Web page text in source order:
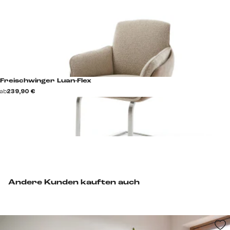
Andere Kunden kauften auch
Freischwinger Luan-Flex
ab239,90 €